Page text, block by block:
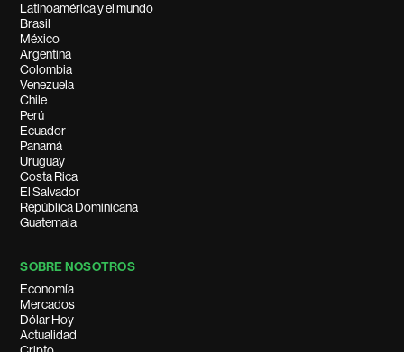
Latinoamérica y el mundo
Brasil
México
Argentina
Colombia
Venezuela
Chile
Perú
Ecuador
Panamá
Uruguay
Costa Rica
El Salvador
República Dominicana
Guatemala
SOBRE NOSOTROS
Economía
Mercados
Dólar Hoy
Actualidad